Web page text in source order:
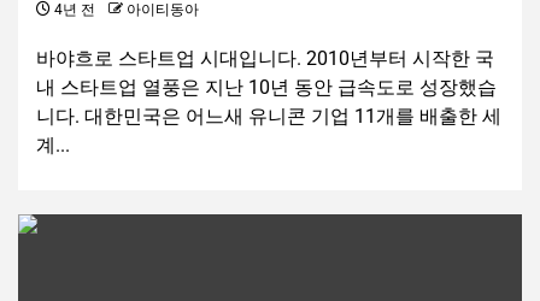
4년 전 아이티동아
바야흐로 스타트업 시대입니다. 2010년부터 시작한 국
내 스타트업 열풍은 지난 10년 동안 급속도로 성장했습
니다. 대한민국은 어느새 유니콘 기업 11개를 배출한 세
계...